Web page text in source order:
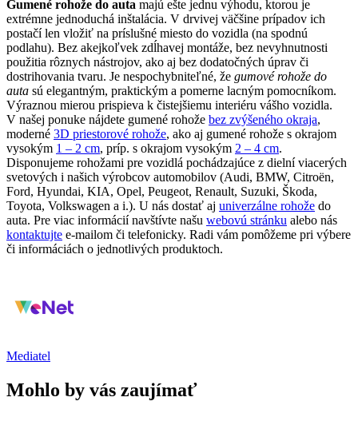
Gumené rohože do auta majú ešte jednu výhodu, ktorou je
extrémne jednoduchá inštalácia. V drvivej väčšine prípadov ich
postačí len vložiť na príslušné miesto do vozidla (na spodnú
podlahu). Bez akejkoľvek zdĺhavej montáže, bez nevyhnutnosti
použitia rôznych nástrojov, ako aj bez dodatočných úprav či
dostrihovania tvaru. Je nespochybniteľné, že gumové rohože do
auta sú elegantným, praktickým a pomerne lacným pomocníkom.
Výraznou mierou prispieva k čistejšiemu interiéru vášho vozidla.
V našej ponuke nájdete gumené rohože bez zvýšeného okraja,
moderné 3D priestorové rohože, ako aj gumené rohože s okrajom
vysokým 1 – 2 cm, príp. s okrajom vysokým 2 – 4 cm.
Disponujeme rohožami pre vozidlá pochádzajúce z dielní viacerých
svetových i našich výrobcov automobilov (Audi, BMW, Citroën,
Ford, Hyundai, KIA, Opel, Peugeot, Renault, Suzuki, Škoda,
Toyota, Volkswagen a i.). U nás dostať aj univerzálne rohože do
auta. Pre viac informácií navštívte našu webovú stránku alebo nás
kontaktujte e-mailom či telefonicky. Radi vám pomôžeme pri výbere
či informáciách o jednotlivých produktoch.
Mediatel
Mohlo by vás zaujímať